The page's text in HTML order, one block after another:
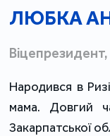
ЛЮБКА
Народився в
мама. Довгий
Закарпатської